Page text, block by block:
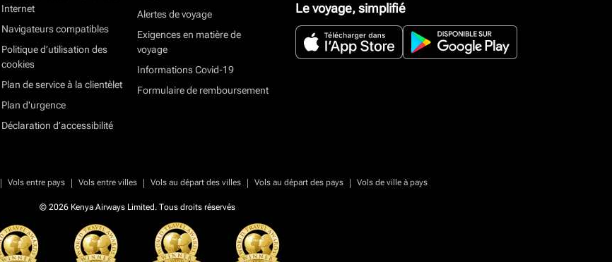
Internet
Navigateurs compatibles
Politique d’utilisation des
cookies
Plan de service à la clientèlet
Plan d'urgence
Déclaration d’accessibilité
Alertes de voyage
Exigences en matière de
voyage
Informations Covid-19
Formulaire de remboursement
Le voyage, simplifié
| Vols entre pays | Vols entre villes | Vols au départ des villes | Vols au départ des pays | Vols de ville à pays
© 2026 Kenya Airways Limited. Tous droits réservés